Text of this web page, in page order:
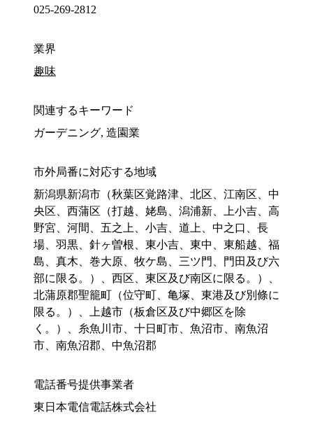
025-269-2812
業界
趣味
関連するキーワード
ガーデニング, 造園業
市外局番に対応する地域
新潟県新潟市（秋葉区覚路津、北区、江南区、中
央区、西蒲区（打越、姥島、潟浦新、上小吉、高
野宮、河間、五之上、小吉、道上、中之口、長
場、羽黒、針ヶ曽根、東小吉、東中、東船越、福
島、真木、巻大原、牧ケ島、三ツ門、門田及び六
部に限る。）、西区、東区及び南区に限る。）、
北蒲原郡聖籠町（位守町、亀塚、東港及び別條に
限る。）、上越市（板倉区及び中郷区を除
く。）、糸魚川市、十日町市、魚沼市、南魚沼
市、南魚沼郡、中魚沼郡
電話番号提供事業者
東日本電信電話株式会社